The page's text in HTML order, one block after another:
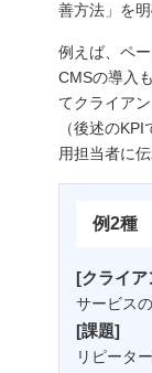
善方法」を
例えば、ペ
CMSの導入
てクライア
（後述の
用担当者に
例2種
[クライア
サービス
[課題]
リピータ